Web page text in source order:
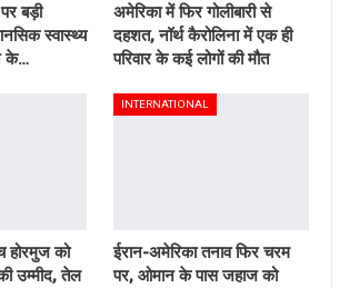
बड़ी
स्वास्थ्य
के…
अमेरिका में फिर गोलीबारी से
दहशत, नॉर्थ कैरोलिना में एक ही
परिवार के कई लोगों की मौत
होरमुज को
उम्मीद, तेल
INTERNATIONAL
ईरान-अमेरिका तनाव फिर चरम
पर, ओमान के पास जहाज को